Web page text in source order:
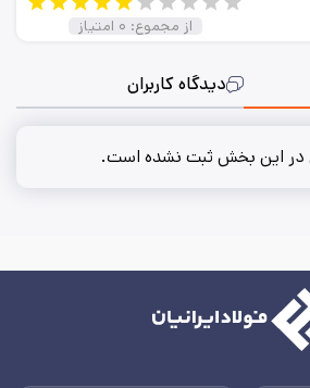
دیدگاه کاربران
از مجموع: ۰ امتیاز
در این بخش ثبت نشده است.